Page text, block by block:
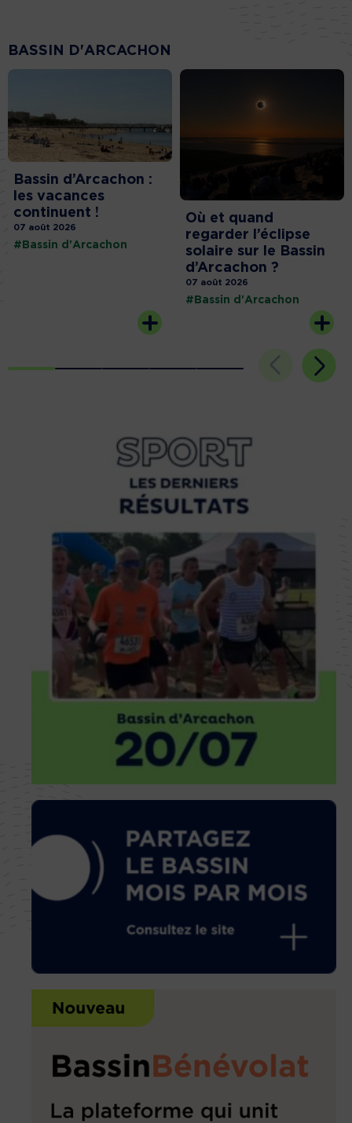
BASSIN D'ARCACHON
Bassin d’Arcachon :
les vacances
continuent !
07 août 2026
#Bassin d'Arcachon
Où et quand
regarder l’éclipse
solaire sur le Bassin
d’Arcachon ?
07 août 2026
#Bassin d'Arcachon